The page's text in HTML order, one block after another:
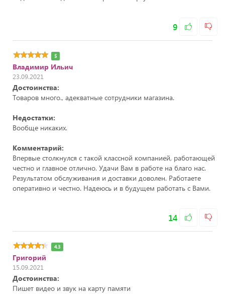
9
5
Владимир Ильич
23.09.2021
Достоинства:
Товаров много., адекватные сотрудники магазина.
Недостатки:
Вообще никаких.
Комментарий:
Впервые столкнулся с такой классной компанией, работающей
честно и главное отлично. Удачи Вам в работе на благо нас.
Результатом обслуживания и доставки доволен. Работаете
оперативно и честно. Надеюсь и в будущем работать с Вами.
14
4.3
Григорий
15.09.2021
Достоинства:
Пишет видео и звук на карту памяти